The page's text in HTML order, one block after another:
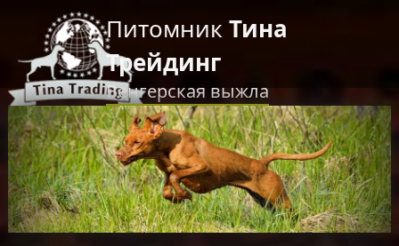
ПитомникТина
Трейдинг
Венгерская выжла
RU EN
введите текст для поиска